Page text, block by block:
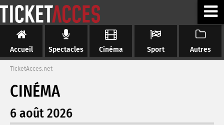
Accueil Spectacles Cinéma Sport Autres
TicketAcces.net
CINÉMA
6 août 2026